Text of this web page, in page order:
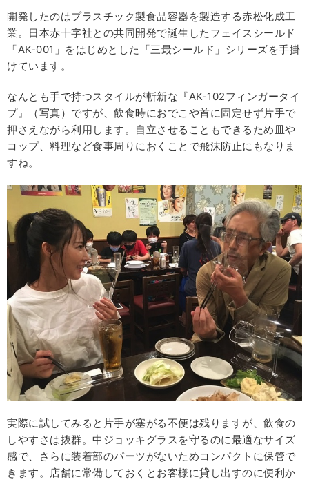
開発したのはプラスチック製食品容器を製造する赤松化成工
業。日本赤十字社との共同開発で誕生したフェイスシールド
「AK-001」をはじめとした「三最シールド」シリーズを手掛
けています。
なんとも手で持つスタイルが斬新な『AK-102フィンガータイ
プ』（写真）ですが、飲食時におでこや首に固定せず片手で
押さえながら利用します。自立させることもできるため皿や
コップ、料理など食事周りにおくことで飛沫防止にもなりま
すね。
実際に試してみると片手が塞がる不便は残りますが、飲食の
しやすさは抜群。中ジョッキグラスを守るのに最適なサイズ
感で、さらに装着部のパーツがないためコンパクトに保管で
きます。店舗に常備しておくとお客様に貸し出すのに便利か